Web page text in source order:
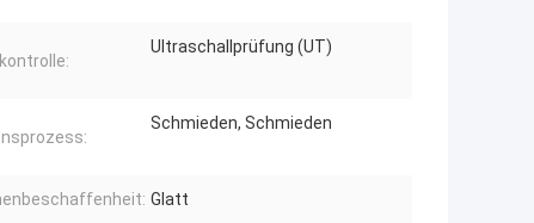
Ultraschallprüfung (UT)
Schmieden, Schmieden
Glatt